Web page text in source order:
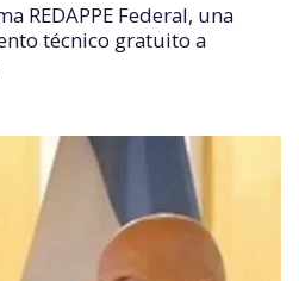
REDAPPE Federal, una
técnico gratuito a